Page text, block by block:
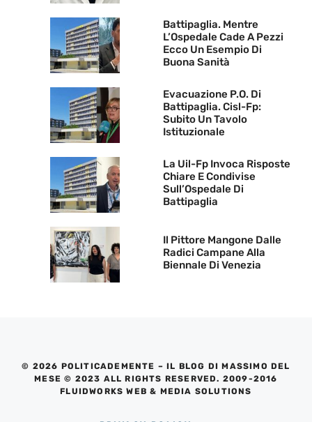
Battipaglia. Mentre
L’Ospedale Cade A Pezzi
Ecco Un Esempio Di
Buona Sanità
Evacuazione P.O. Di
Battipaglia. Cisl-Fp:
Subito Un Tavolo
Istituzionale
La Uil-Fp Invoca Risposte
Chiare E Condivise
Sull’Ospedale Di
Battipaglia
Il Pittore Mangone Dalle
Radici Campane Alla
Biennale Di Venezia
© 2026 POLITICADEMENTE – IL BLOG DI MASSIMO DEL
MESE © 2023 ALL RIGHTS RESERVED. 2009-2016
FLUIDWORKS WEB & MEDIA SOLUTIONS